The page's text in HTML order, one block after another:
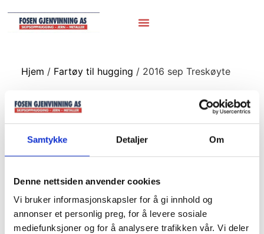
Samtykke Detaljer Om
Denne nettsiden anvender cookies
Vi bruker informasjonskapsler for å gi innhold og
annonser et personlig preg, for å levere sosiale
mediefunksjoner og for å analysere trafikken vår. Vi deler
Hjem / Fartøy til hugging / 2016 sep Treskøyte
2016 sep
Treskøyte
sep 2016
Treskøyte
Iveco etc